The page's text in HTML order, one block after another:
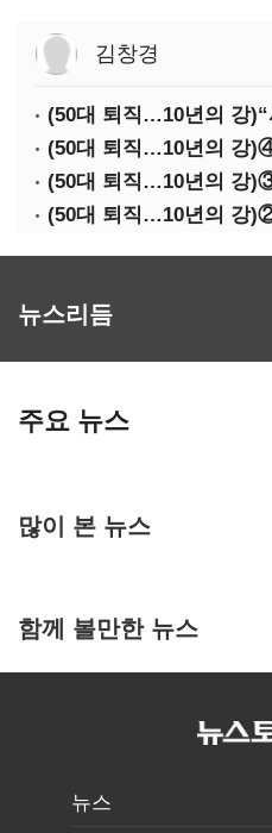
김창경
뉴스리듬
주요 뉴스
많이 본 뉴스
함께 볼만한 뉴스
뉴스